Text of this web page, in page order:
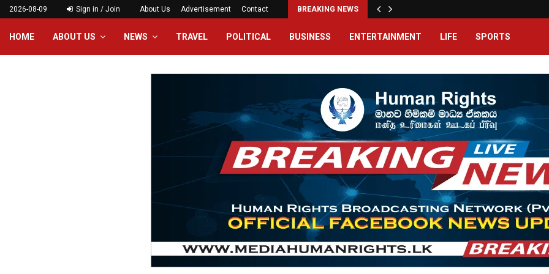
2026-08-09 Sign in / Join About Us Advertisement Contact BREAKING NEWS
HOME ABOUT US NEWS TRAVEL POLITICAL BUSINESS ENTERTAINMENT LIFE SPORTS